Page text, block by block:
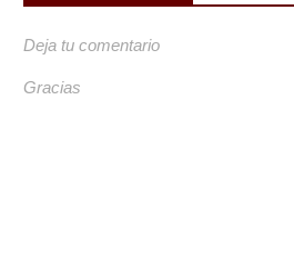
Deja tu comentario
Gracias